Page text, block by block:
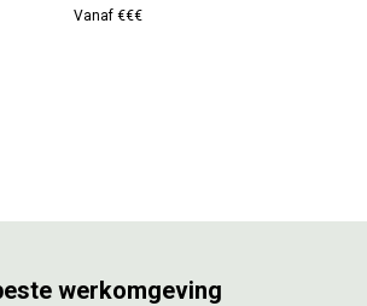
Vanaf €€€
werkomgeving